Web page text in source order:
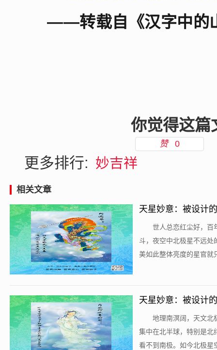
——转载自《汉字中的
你觉得这篇
赞 0
更多排行: 妙吉祥
相关文章
天星妙意：被设计
世人总恋红尘好，百
斗，夜空中北极星不远处
美如此整体亮度的星官就
天星妙意：被设计
地理南溟阔，天文北
集中在北半球，特别是北
看不到南极。如今北极星